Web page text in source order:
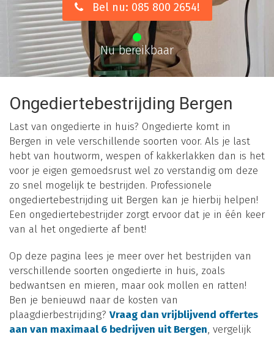
Bel nu: 085 800 2654!
Nu bereikbaar
Ongediertebestrijding Bergen
Last van ongedierte in huis? Ongedierte komt in
Bergen in vele verschillende soorten voor. Als je last
hebt van houtworm, wespen of kakkerlakken dan is het
voor je eigen gemoedsrust wel zo verstandig om deze
zo snel mogelijk te bestrijden. Professionele
ongediertebestrijding uit Bergen kan je hierbij helpen!
Een ongediertebestrijder zorgt ervoor dat je in één keer
van al het ongedierte af bent!
Op deze pagina lees je meer over het bestrijden van
verschillende soorten ongedierte in huis, zoals
bedwantsen en mieren, maar ook mollen en ratten!
Ben je benieuwd naar de kosten van
plaagdierbestrijding? Vraag dan vrijblijvend offertes
aan van maximaal 6 bedrijven uit Bergen, vergelijk